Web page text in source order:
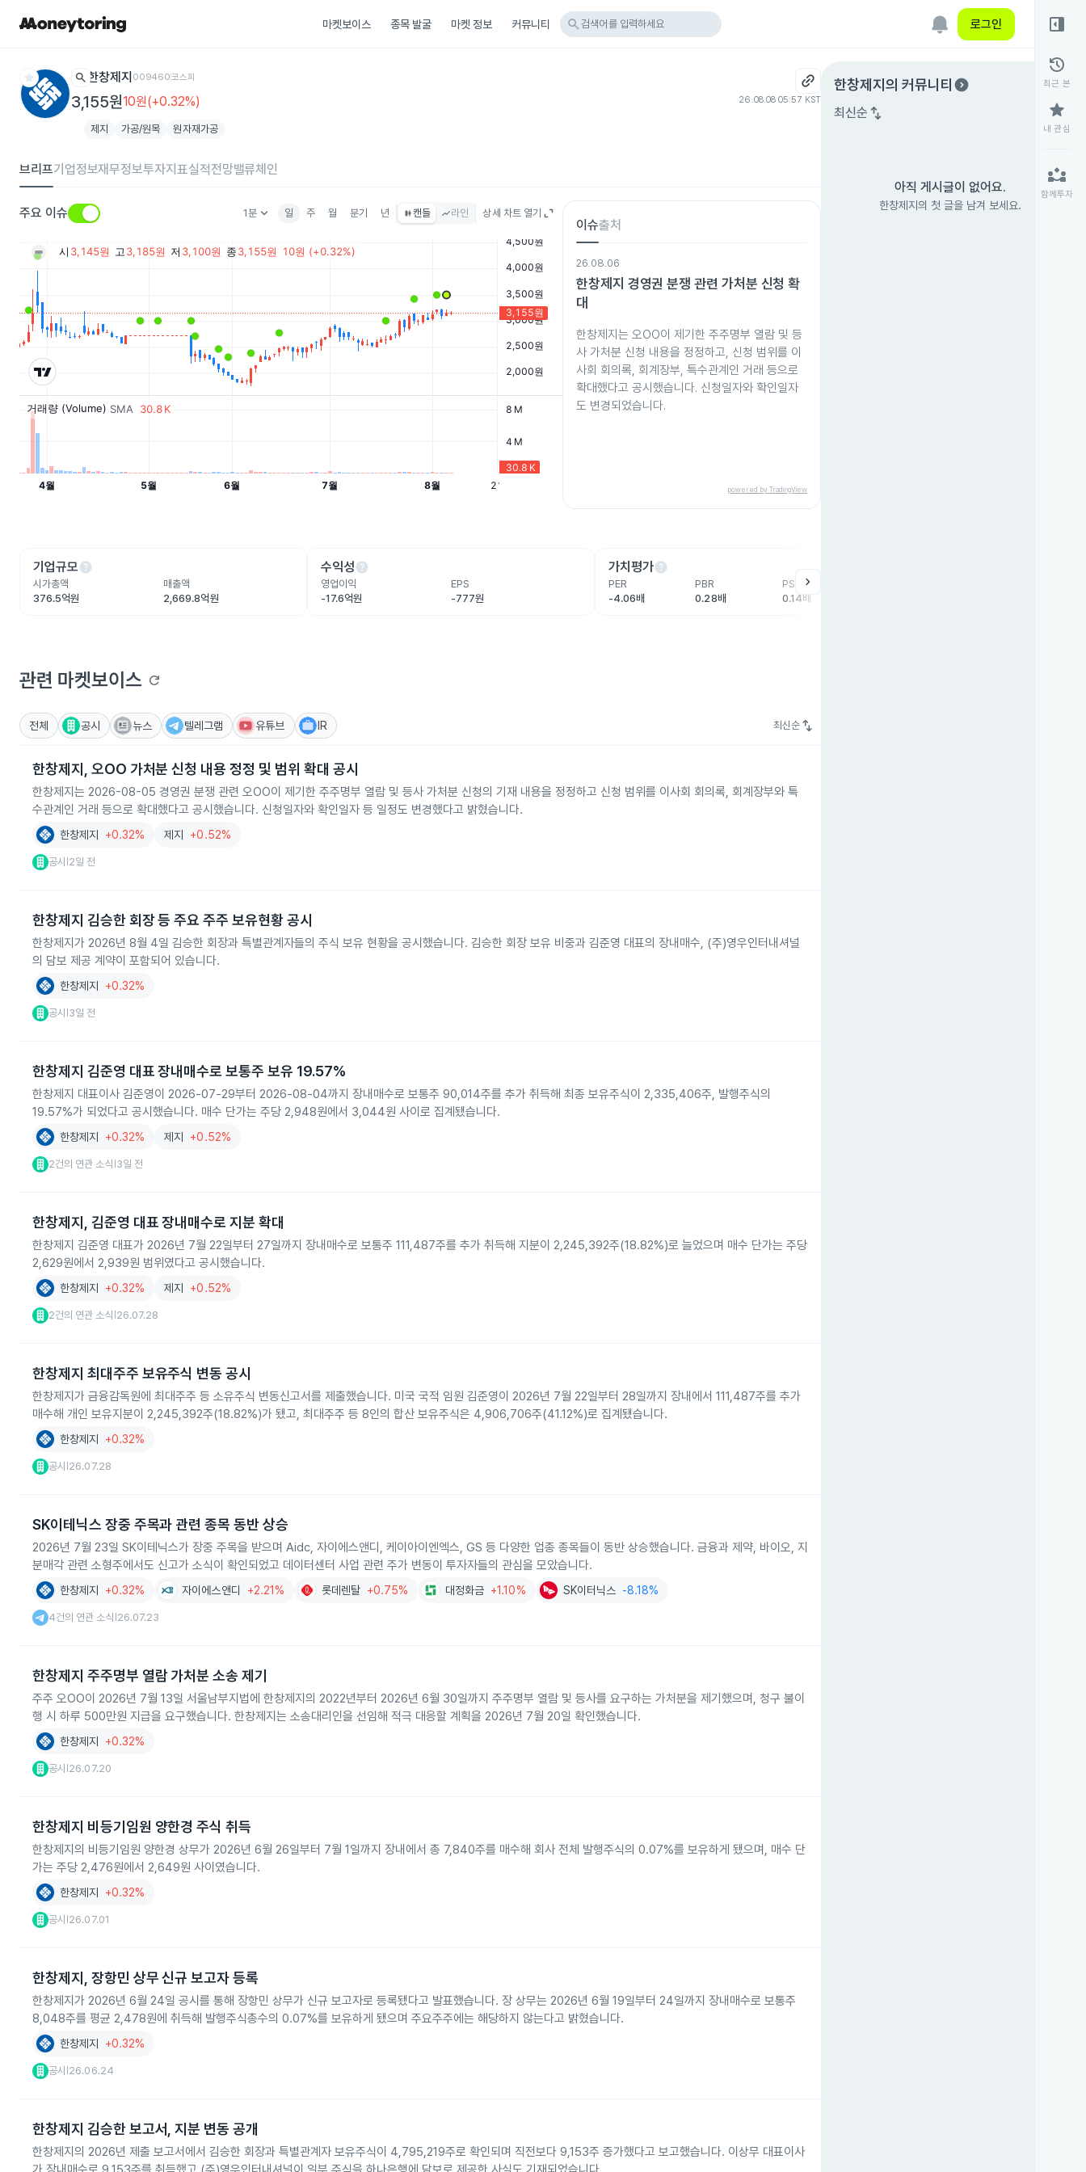
마켓보이스 종목 발굴 마켓 정보 커뮤니티 search 검색어를 입력하세요 로그인
star search 한창제지 009460코스피
3,155원10원(+0.32%) 26.08.08 05:57 KST
제지 가공/원목 원자재가공
브리프기업정보재무정보투자지표실적전망밸류체인
주요 이슈 1분keyboard_arrow_down 일 주 월 분기 년 캔들 라인 상세 차트 열기
이슈출처
26.08.06
한창제지 경영권 분쟁 관련 가처분 신청 확
대
한창제지는 오OO이 제기한 주주명부 열람 및 등
사 가처분 신청 내용을 정정하고, 신청 범위를 이
사회 회의록, 회계장부, 특수관계인 거래 등으로
확대했다고 공시했습니다. 신청일자와 확인일자
도 변경되었습니다.
powered by TradingView
기업규모help
시가총액
376.5억원
매출액
2,669.8억원
수익성help
영업이익
-17.6억원
EPS
-777원
가치평가help
PER
-4.06배
PBR
0.28배
PSR
0.14배
chevron_right
관련 마켓보이스 refresh
전체 공시 뉴스 텔레그램 유튜브 IR 최신순 swap_vert
한창제지, 오OO 가처분 신청 내용 정정 및 범위 확대 공시
한창제지는 2026-08-05 경영권 분쟁 관련 오OO이 제기한 주주명부 열람 및 등사 가처분 신청의 기재 내용을 정정하고 신청 범위를 이사회 회의록, 회계장부와 특
수관계인 거래 등으로 확대했다고 공시했습니다. 신청일자와 확인일자 등 일정도 변경했다고 밝혔습니다.
한창제지 +0.32% 제지 +0.52%
공시 2일 전
한창제지 김승한 회장 등 주요 주주 보유현황 공시
한창제지가 2026년 8월 4일 김승한 회장과 특별관계자들의 주식 보유 현황을 공시했습니다. 김승한 회장 보유 비중과 김준영 대표의 장내매수, (주)영우인터내셔널
의 담보 제공 계약이 포함되어 있습니다.
한창제지 +0.32%
공시 3일 전
한창제지 김준영 대표 장내매수로 보통주 보유 19.57%
한창제지 대표이사 김준영이 2026-07-29부터 2026-08-04까지 장내매수로 보통주 90,014주를 추가 취득해 최종 보유주식이 2,335,406주, 발행주식의
19.57%가 되었다고 공시했습니다. 매수 단가는 주당 2,948원에서 3,044원 사이로 집계됐습니다.
한창제지 +0.32% 제지 +0.52%
2건의 연관 소식 3일 전
한창제지, 김준영 대표 장내매수로 지분 확대
한창제지 김준영 대표가 2026년 7월 22일부터 27일까지 장내매수로 보통주 111,487주를 추가 취득해 지분이 2,245,392주(18.82%)로 늘었으며 매수 단가는 주당
2,629원에서 2,939원 범위였다고 공시했습니다.
한창제지 +0.32% 제지 +0.52%
2건의 연관 소식 26.07.28
한창제지 최대주주 보유주식 변동 공시
한창제지가 금융감독원에 최대주주 등 소유주식 변동신고서를 제출했습니다. 미국 국적 임원 김준영이 2026년 7월 22일부터 28일까지 장내에서 111,487주를 추가
매수해 개인 보유지분이 2,245,392주(18.82%)가 됐고, 최대주주 등 8인의 합산 보유주식은 4,906,706주(41.12%)로 집계됐습니다.
한창제지 +0.32%
공시 26.07.28
SK이테닉스 장중 주목과 관련 종목 동반 상승
2026년 7월 23일 SK이테닉스가 장중 주목을 받으며 Aidc, 자이에스앤디, 케이아이엔엑스, GS 등 다양한 업종 종목들이 동반 상승했습니다. 금융과 제약, 바이오, 지
분매각 관련 소형주에서도 신고가 소식이 확인되었고 데이터센터 사업 관련 주가 변동이 투자자들의 관심을 모았습니다.
한창제지 +0.32% 자이에스앤디 +2.21% 롯데렌탈 +0.75% 대정화금 +1.10% SK이터닉스 -8.18%
4건의 연관 소식 26.07.23
한창제지 주주명부 열람 가처분 소송 제기
주주 오OO이 2026년 7월 13일 서울남부지법에 한창제지의 2022년부터 2026년 6월 30일까지 주주명부 열람 및 등사를 요구하는 가처분을 제기했으며, 청구 불이
행 시 하루 500만원 지급을 요구했습니다. 한창제지는 소송대리인을 선임해 적극 대응할 계획을 2026년 7월 20일 확인했습니다.
한창제지 +0.32%
공시 26.07.20
한창제지 비등기임원 양한경 주식 취득
한창제지의 비등기임원 양한경 상무가 2026년 6월 26일부터 7월 1일까지 장내에서 총 7,840주를 매수해 회사 전체 발행주식의 0.07%를 보유하게 됐으며, 매수 단
가는 주당 2,476원에서 2,649원 사이였습니다.
한창제지 +0.32%
공시 26.07.01
한창제지, 장항민 상무 신규 보고자 등록
한창제지가 2026년 6월 24일 공시를 통해 장항민 상무가 신규 보고자로 등록됐다고 발표했습니다. 장 상무는 2026년 6월 19일부터 24일까지 장내매수로 보통주
8,048주를 평균 2,478원에 취득해 발행주식총수의 0.07%를 보유하게 됐으며 주요주주에는 해당하지 않는다고 밝혔습니다.
한창제지 +0.32%
공시 26.06.24
한창제지 김승한 보고서, 지분 변동 공개
한창제지의 2026년 제출 보고서에서 김승한 회장과 특별관계자 보유주식이 4,795,219주로 확인되며 직전보다 9,153주 증가했다고 보고했습니다. 이상무 대표이사
한창제지 의 커뮤니티 expand_circle_right
최신순 swap_vert
아직 게시글이 없어요.
한창제지의 첫 글을 남겨 보세요.
right_panel_open
history
최근 본
star
내 관심
partner_exchange
함께투자